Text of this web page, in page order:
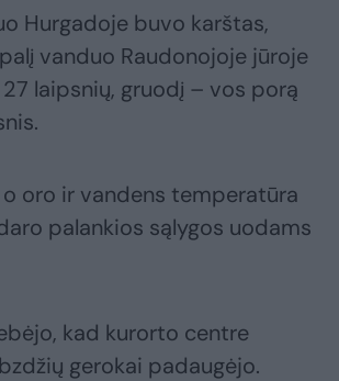
Hurgadoje buvo karštas,
vanduo Raudonojoje jūroje
laipsnių, gruodį – vos porą
o oro ir vandens temperatūra
palankios sąlygos uodams
kad kurorto centre
gerokai padaugėjo.